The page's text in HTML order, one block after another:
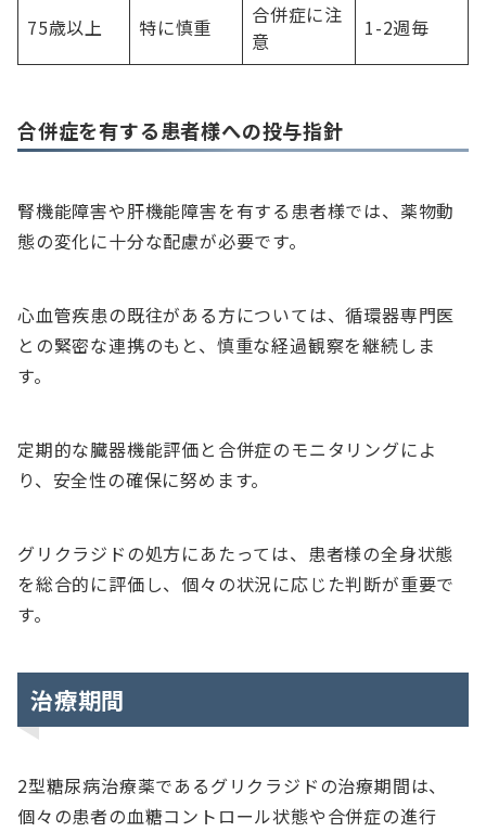
75歳以上 特に慎重
合併症に注
意
1-2週毎
合併症を有する患者様への投与指針
腎機能障害や肝機能障害を有する患者様では、薬物動
態の変化に十分な配慮が必要です。
心血管疾患の既往がある方については、循環器専門医
との緊密な連携のもと、慎重な経過観察を継続しま
す。
定期的な臓器機能評価と合併症のモニタリングによ
り、安全性の確保に努めます。
グリクラジドの処方にあたっては、患者様の全身状態
を総合的に評価し、個々の状況に応じた判断が重要で
す。
治療期間
2型糖尿病治療薬であるグリクラジドの治療期間は、
個々の患者の血糖コントロール状態や合併症の進行